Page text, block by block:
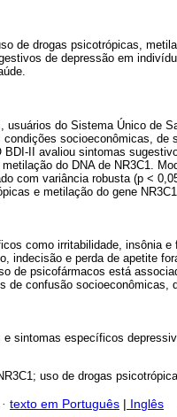
de drogas psicotrópicas,
de depressão em
usuários do Sistema Único de
socioeconômicas, de
II avaliou sintomas
do DNA de NR3C1.
com variância robusta (p <
e metilação do gene NR3C1.
como irritabilidade, insônia
indecisão e perda de apetite
de psicofármacos está
de confusão socioeconômicas,
sintomas específicos
uso de drogas
· texto em Português Inglês